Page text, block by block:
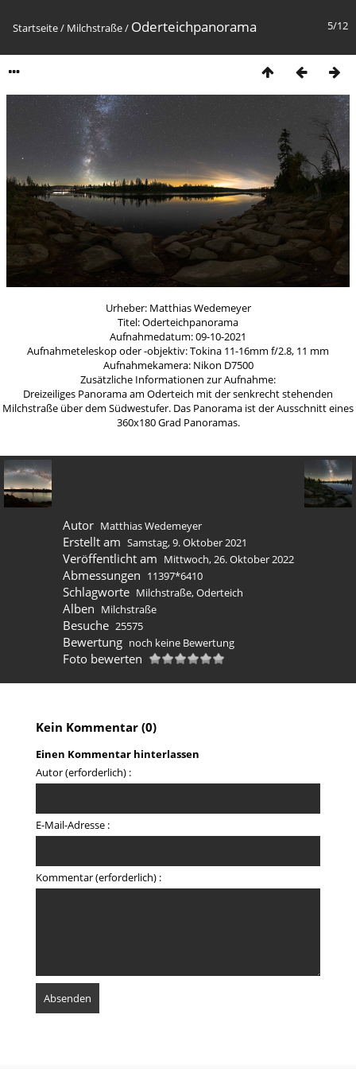
5/12
Startseite/ Milchstraße/ Oderteichpanorama
Urheber: Matthias Wedemeyer
Titel: Oderteichpanorama
Aufnahmedatum: 09-10-2021
Aufnahmeteleskop oder -objektiv: Tokina 11-16mm f/2.8, 11 mm
Aufnahmekamera: Nikon D7500
Zusätzliche Informationen zur Aufnahme:
Dreizeiliges Panorama am Oderteich mit der senkrecht stehenden
Milchstraße über dem Südwestufer. Das Panorama ist der Ausschnitt eines
360x180 Grad Panoramas.
Autor Matthias Wedemeyer
Erstellt am Samstag, 9. Oktober 2021
Veröffentlicht am Mittwoch, 26. Oktober 2022
Abmessungen 11397*6410
Schlagworte Milchstraße,Oderteich
Alben Milchstraße
Besuche 25575
Bewertung noch keine Bewertung
Foto bewerten
Kein Kommentar (0)
Einen Kommentar hinterlassen
Autor (erforderlich) :
E-Mail-Adresse :
Kommentar (erforderlich) :